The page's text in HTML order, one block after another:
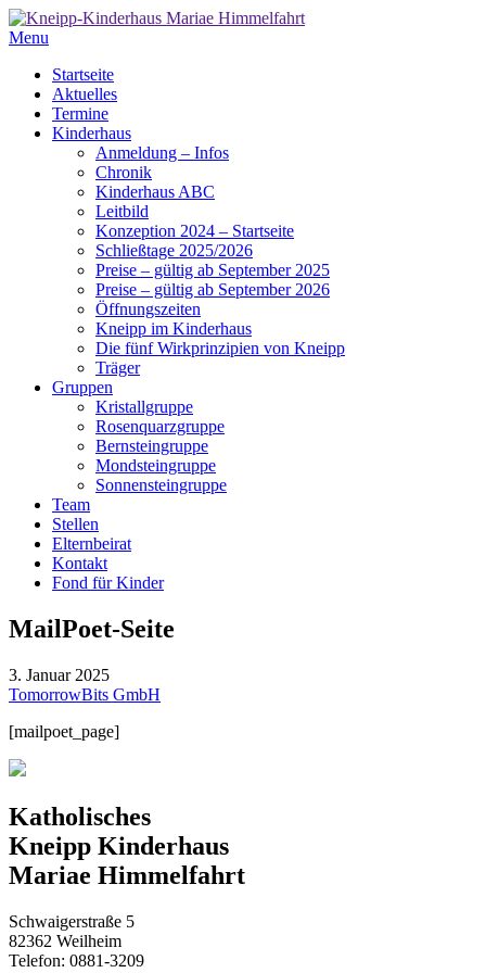
Menu
Startseite
Aktuelles
Termine
Kinderhaus
Anmeldung – Infos
Chronik
Kinderhaus ABC
Leitbild
Konzeption 2024 – Startseite
Schließtage 2025/2026
Preise – gültig ab September 2025
Preise – gültig ab September 2026
Öffnungszeiten
Kneipp im Kinderhaus
Die fünf Wirkprinzipien von Kneipp
Träger
Gruppen
Kristallgruppe
Rosenquarzgruppe
Bernsteingruppe
Mondsteingruppe
Sonnensteingruppe
Team
Stellen
Elternbeirat
Kontakt
Fond für Kinder
MailPoet-Seite
3. Januar 2025
TomorrowBits GmbH
[mailpoet_page]
Katholisches
Kneipp Kinderhaus
Mariae Himmelfahrt
Schwaigerstraße 5
82362 Weilheim
Telefon: 0881-3209